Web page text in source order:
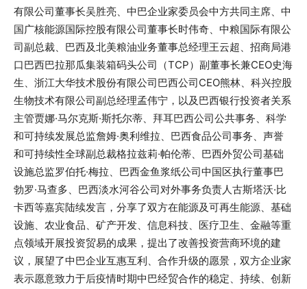
有限公司董事长吴胜亮、中巴企业家委员会中方共同主席、中
国广核能源国际控股有限公司董事长时伟奇、中粮国际有限公
司副总裁、巴西及北美粮油业务董事总经理王云超、招商局港
口巴西巴拉那瓜集装箱码头公司（TCP）副董事长兼CEO史海
生、浙江大华技术股份有限公司巴西公司CEO熊林、科兴控股
生物技术有限公司副总经理孟伟宁，以及巴西银行投资者关系
主管贾娜·马尔克斯·斯托尔蒂、拜耳巴西公司公共事务、科学
和可持续发展总监詹姆·奥利维拉、巴西食品公司事务、声誉
和可持续性全球副总裁格拉兹莉·帕伦蒂、巴西外贸公司基础
设施总监罗伯托·梅拉、巴西金鱼浆纸公司中国区执行董事巴
勃罗·马查多、巴西淡水河谷公司对外事务负责人古斯塔沃·比
卡西等嘉宾陆续发言，分享了双方在能源及可再生能源、基础
设施、农业食品、矿产开发、信息科技、医疗卫生、金融等重
点领域开展投资贸易的成果，提出了改善投资营商环境的建
议，展望了中巴企业互惠互利、合作升级的愿景，双方企业家
表示愿意致力于后疫情时期中巴经贸合作的稳定、持续、创新